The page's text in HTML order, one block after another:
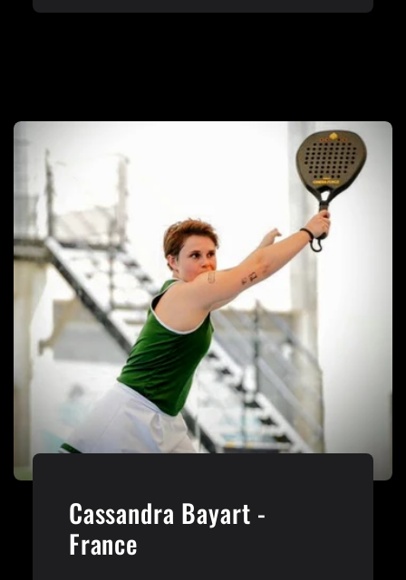
Cassandra Bayart -
France